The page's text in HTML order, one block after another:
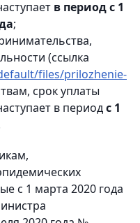
в период с 1
;
(ссылка
files/prilozhenie-
срок уплаты
в периодс 1
с 1 марта 2020 года